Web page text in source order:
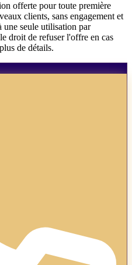
offerte pour toute première
clients, sans engagement et
une seule utilisation par
droit de refuser l'offre en cas
de détails.